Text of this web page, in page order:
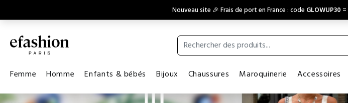
Nouveau site 🎉 Frais de port en France : code GLOWUP30 =
Femme Homme Enfants & bébés Bijoux Chaussures Maroquinerie Accessoires